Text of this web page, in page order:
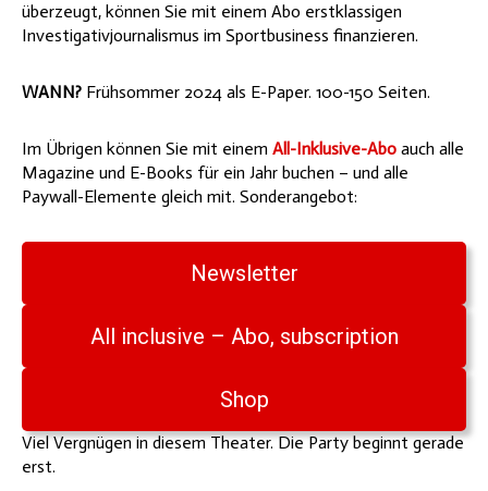
überzeugt, können Sie mit einem Abo erstklassigen
Investigativjournalismus im Sportbusiness finanzieren.
WANN? Frühsommer 2024 als E-Paper. 100-150 Seiten.
Im Übrigen können Sie mit einem All-Inklusive-Abo auch alle
Magazine und E-Books für ein Jahr buchen – und alle
Paywall-Elemente gleich mit. Sonderangebot:
Newsletter
All inclusive – Abo, subscription
Shop
Viel Vergnügen in diesem Theater. Die Party beginnt gerade
erst.